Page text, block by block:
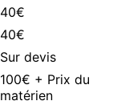
40€
40€
Sur devis
100€ + Prix du
matérien